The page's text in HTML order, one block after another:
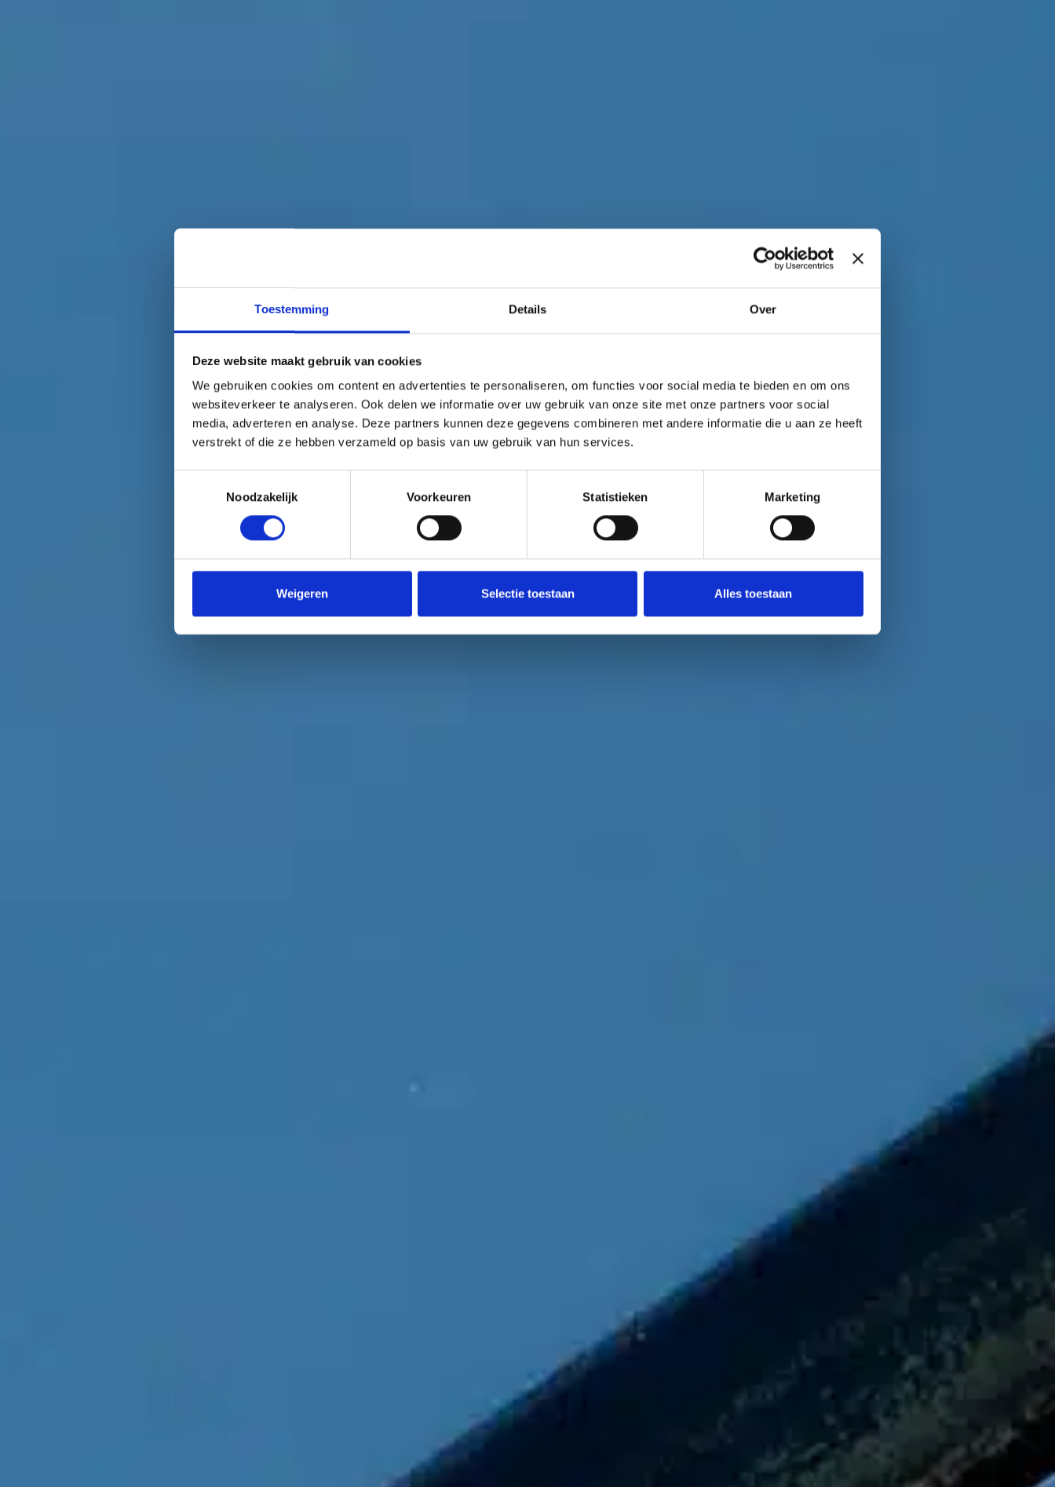
Toestemming Details Over
Deze website maakt gebruik van cookies
We gebruiken cookies om content en advertenties te personaliseren, om functies voor social media te bieden en om ons
websiteverkeer te analyseren. Ook delen we informatie over uw gebruik van onze site met onze partners voor social
media, adverteren en analyse. Deze partners kunnen deze gegevens combineren met andere informatie die u aan ze heeft
verstrekt of die ze hebben verzameld op basis van uw gebruik van hun services.
Noodzakelijk
Voorkeuren Statistieken Marketing
Weigeren Selectie toestaan Alles toestaan